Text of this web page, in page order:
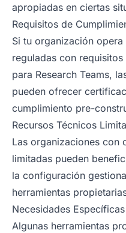
apropiadas en ciertas
Requisitos de
Si tu organización
reguladas con
para Research Teams,
pueden ofrecer
cumplimiento pre-
Recursos Técnicos
Las organizaciones con
limitadas pueden
la configuración
herramientas
Necesidades
Algunas herramientas